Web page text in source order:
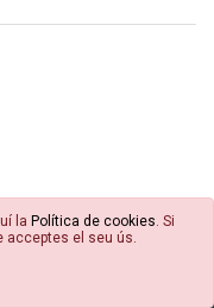
la Política de cookies . Si
el seu ús.